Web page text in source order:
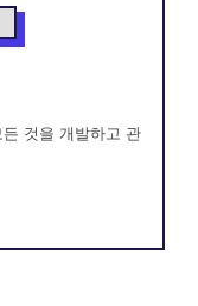
것을 개발하고 관